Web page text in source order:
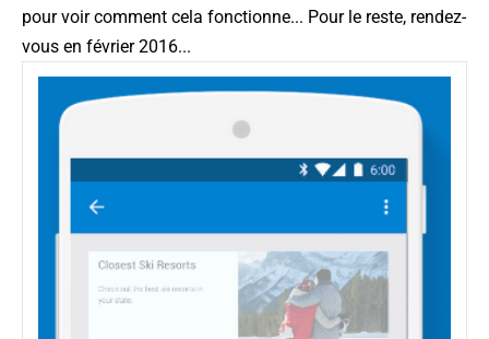
pour voir comment cela fonctionne... Pour le reste, rendez-
vous en février 2016...